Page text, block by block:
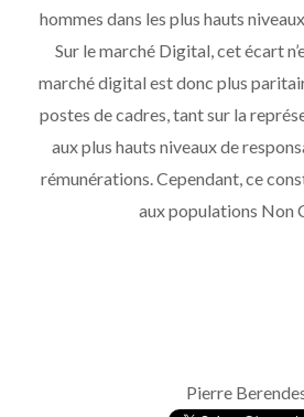
hommes dans les plus hauts
Sur le marché Digital, cet écart
marché digital est donc plus
postes de cadres, tant sur la
aux plus hauts niveaux de
rémunérations. Cependant, ce
aux populations Non
Pierre